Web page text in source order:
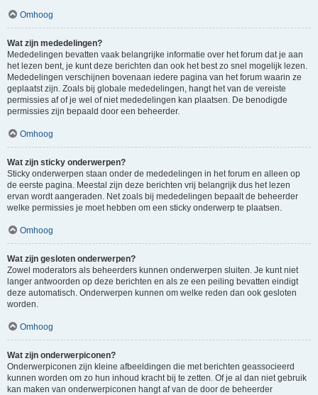
Omhoog
Wat zijn mededelingen?
Mededelingen bevatten vaak belangrijke informatie over het forum dat je aan
het lezen bent, je kunt deze berichten dan ook het best zo snel mogelijk lezen.
Mededelingen verschijnen bovenaan iedere pagina van het forum waarin ze
geplaatst zijn. Zoals bij globale mededelingen, hangt het van de vereiste
permissies af of je wel of niet mededelingen kan plaatsen. De benodigde
permissies zijn bepaald door een beheerder.
Omhoog
Wat zijn sticky onderwerpen?
Sticky onderwerpen staan onder de mededelingen in het forum en alleen op
de eerste pagina. Meestal zijn deze berichten vrij belangrijk dus het lezen
ervan wordt aangeraden. Net zoals bij mededelingen bepaalt de beheerder
welke permissies je moet hebben om een sticky onderwerp te plaatsen.
Omhoog
Wat zijn gesloten onderwerpen?
Zowel moderators als beheerders kunnen onderwerpen sluiten. Je kunt niet
langer antwoorden op deze berichten en als ze een peiling bevatten eindigt
deze automatisch. Onderwerpen kunnen om welke reden dan ook gesloten
worden.
Omhoog
Wat zijn onderwerpiconen?
Onderwerpiconen zijn kleine afbeeldingen die met berichten geassocieerd
kunnen worden om zo hun inhoud kracht bij te zetten. Of je al dan niet gebruik
kan maken van onderwerpiconen hangt af van de door de beheerder